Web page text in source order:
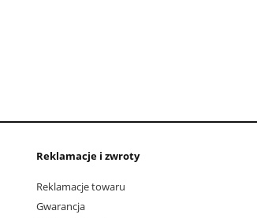
Reklamacje i zwroty
Reklamacje towaru
Gwarancja